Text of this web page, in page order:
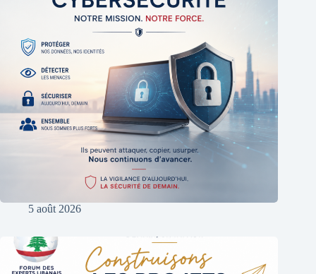
5 août 2026